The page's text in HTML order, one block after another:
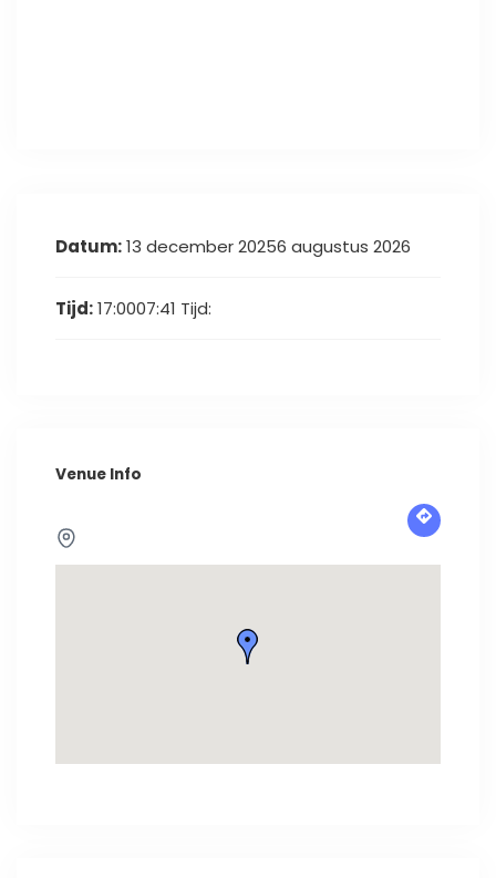
Datum:13 december 20256 augustus 2026
Tijd:17:0007:41 Tijd:
Venue Info